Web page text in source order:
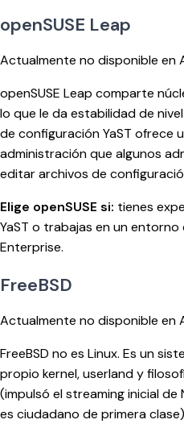
openSUSE Leap
Actualmente no disponible en
openSUSE Leap comparte
lo que le da estabilidad de
de configuración YaST ofrece
administración que algunos
editar archivos de
Elige openSUSE si: tienes
YaST o trabajas en un entorno
Enterprise.
FreeBSD
Actualmente no disponible en
FreeBSD no es Linux. Es un
propio kernel, userland y
(impulsó el streaming inicial de
es ciudadano de primera